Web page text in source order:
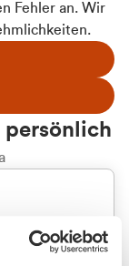
Fehler an. Wir
persönlich